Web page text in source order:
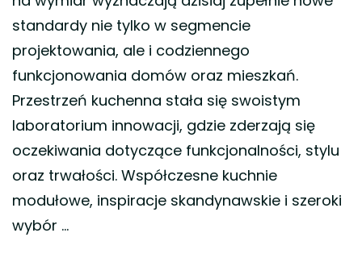
standardy nie tylko w segmencie
projektowania, ale i codziennego
funkcjonowania domów oraz mieszkań.
Przestrzeń kuchenna stała się swoistym
laboratorium innowacji, gdzie zderzają się
oczekiwania dotyczące funkcjonalności, stylu
oraz trwałości. Współczesne kuchnie
modułowe, inspiracje skandynawskie i szeroki
wybór …